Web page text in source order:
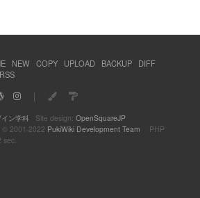
NEW COPY UPLOAD BACKUP
DIFF
RSS
｜
ン学科Site design: OpenSquareJP
© 2001-2022 PukiWiki Development Team PHP